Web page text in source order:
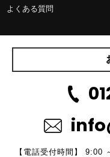
よくある質問
【電話受付時間】 9:00